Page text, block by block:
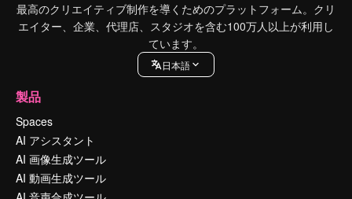
最高のクリエイティブ制作を導くためのプラットフォーム。クリ
エイター、企業、代理店、スタジオを含む100万人以上が利用し
ています。
日本語
製品
Spaces
AI アシスタント
AI 画像生成ツール
AI 動画生成ツール